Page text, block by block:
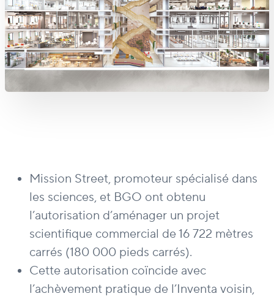
Mission Street, promoteur spécialisé dans
les sciences, et BGO ont obtenu
l’autorisation d’aménager un projet
scientifique commercial de 16 722 mètres
carrés (180 000 pieds carrés).
Cette autorisation coïncide avec
l’achèvement pratique de l’Inventa voisin,